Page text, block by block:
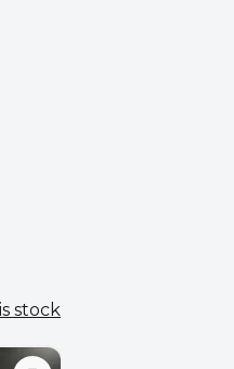
stock